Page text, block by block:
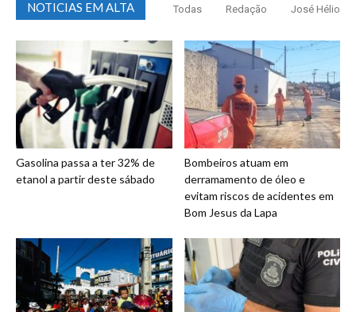
NOTICIAS EM ALTA Todas Redação José Hélio
Gasolina passa a ter 32% de
etanol a partir deste sábado
Bombeiros atuam em
derramamento de óleo e
evitam riscos de acidentes em
Bom Jesus da Lapa